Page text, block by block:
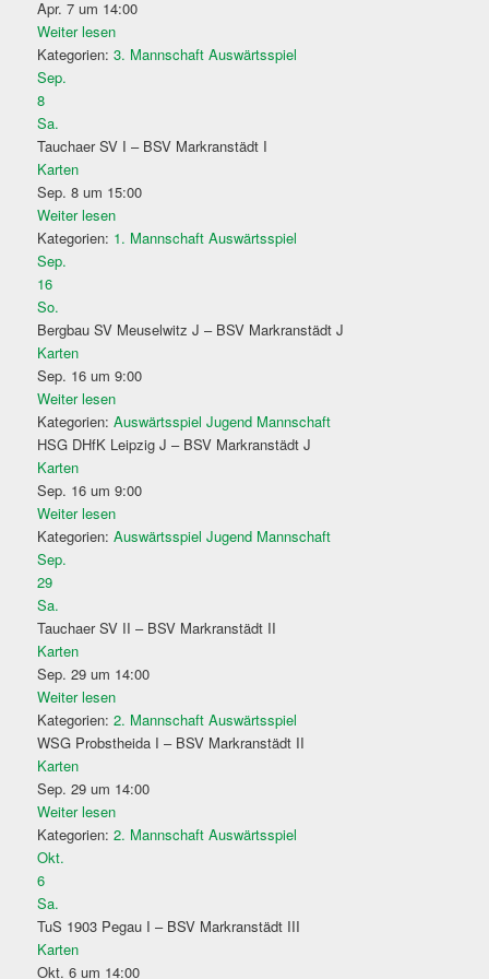
Apr. 7 um 14:00
Weiter lesen
Kategorien:3. Mannschaft Auswärtsspiel
Sep.
8
Sa.
Tauchaer SV I – BSV Markranstädt I
Karten
Sep. 8 um 15:00
Weiter lesen
Kategorien: 1. Mannschaft Auswärtsspiel
Sep.
16
So.
Bergbau SV Meuselwitz J – BSV Markranstädt J
Karten
Sep. 16 um 9:00
Weiter lesen
Kategorien:Auswärtsspiel Jugend Mannschaft
HSG DHfK Leipzig J – BSV Markranstädt J
Karten
Sep. 16 um 9:00
Weiter lesen
Kategorien:Auswärtsspiel Jugend Mannschaft
Sep.
29
Sa.
Tauchaer SV II – BSV Markranstädt II
Karten
Sep. 29 um 14:00
Weiter lesen
Kategorien:2. Mannschaft Auswärtsspiel
WSG Probstheida I – BSV Markranstädt II
Karten
Sep. 29 um 14:00
Weiter lesen
Kategorien:2. Mannschaft Auswärtsspiel
Okt.
6
Sa.
TuS 1903 Pegau I – BSV Markranstädt III
Karten
Okt. 6 um 14:00